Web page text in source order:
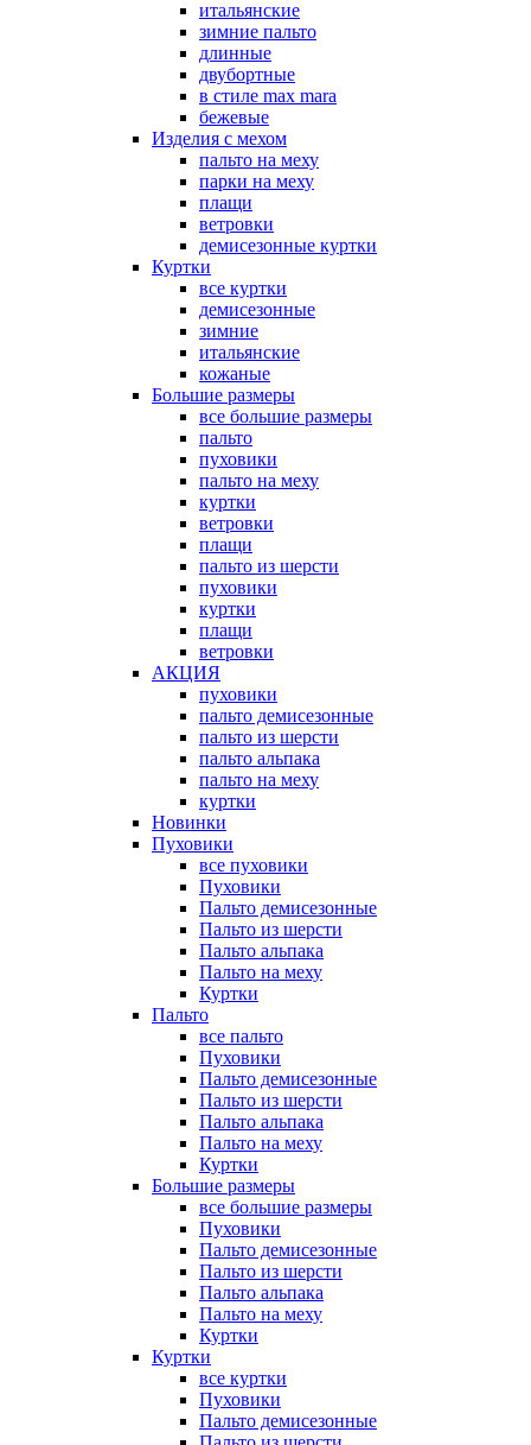
итальянские
зимние пальто
длинные
двубортные
в стиле max mara
бежевые
Изделия с мехом
пальто на меху
парки на меху
плащи
ветровки
демисезонные куртки
Куртки
все куртки
демисезонные
зимние
итальянские
кожаные
Большие размеры
все большие размеры
пальто
пуховики
пальто на меху
куртки
ветровки
плащи
пальто из шерсти
пуховики
куртки
плащи
ветровки
АКЦИЯ
пуховики
пальто демисезонные
пальто из шерсти
пальто альпака
пальто на меху
куртки
Новинки
Пуховики
все пуховики
Пуховики
Пальто демисезонные
Пальто из шерсти
Пальто альпака
Пальто на меху
Куртки
Пальто
все пальто
Пуховики
Пальто демисезонные
Пальто из шерсти
Пальто альпака
Пальто на меху
Куртки
Большие размеры
все большие размеры
Пуховики
Пальто демисезонные
Пальто из шерсти
Пальто альпака
Пальто на меху
Куртки
Куртки
все куртки
Пуховики
Пальто демисезонные